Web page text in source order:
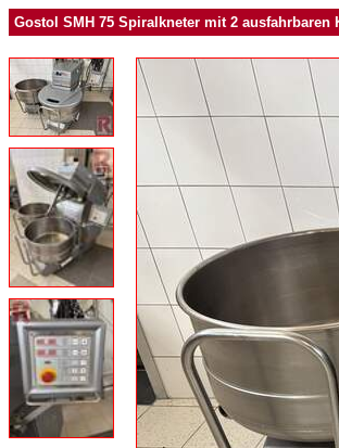
Gostol SMH 75 Spiralkneter mit 2 ausfahrbaren